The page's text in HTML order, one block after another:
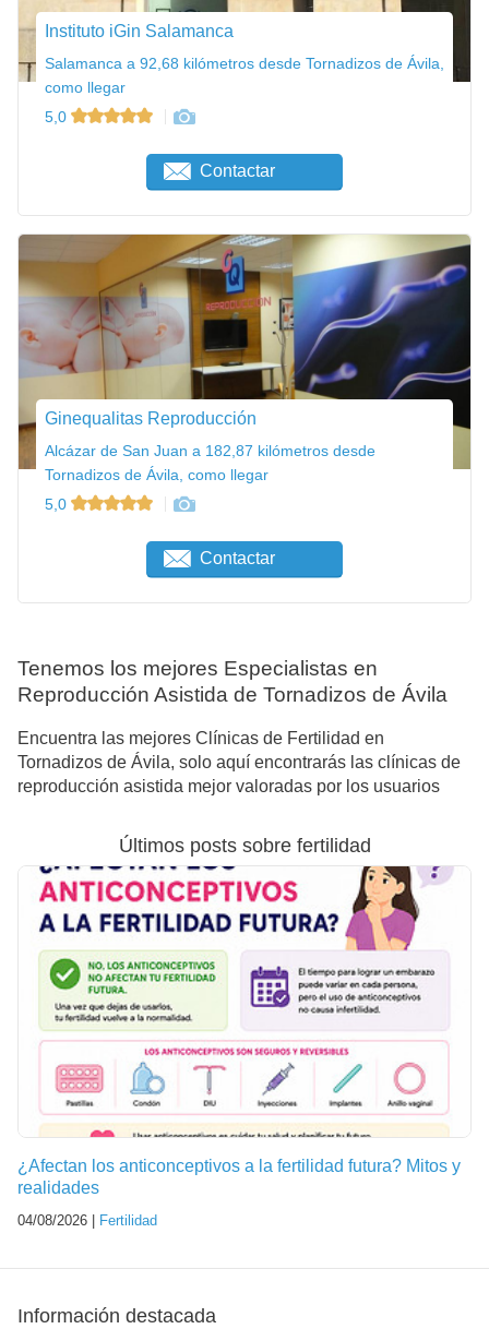
Instituto iGin Salamanca
Salamanca a 92,68 kilómetros desde Tornadizos de Ávila,
como llegar
5,0
Contactar
Ginequalitas Reproducción
Alcázar de San Juan a 182,87 kilómetros desde
Tornadizos de Ávila, como llegar
5,0
Contactar
Tenemos los mejores Especialistas en
Reproducción Asistida de Tornadizos de Ávila
Encuentra las mejores Clínicas de Fertilidad en
Tornadizos de Ávila, solo aquí encontrarás las clínicas de
reproducción asistida mejor valoradas por los usuarios
Últimos posts sobre fertilidad
¿Afectan los anticonceptivos a la fertilidad futura? Mitos y
realidades
04/08/2026 | Fertilidad
Información destacada